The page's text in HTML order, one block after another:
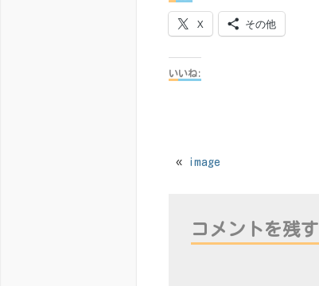
X その他
いいね:
« image
コメントを残す